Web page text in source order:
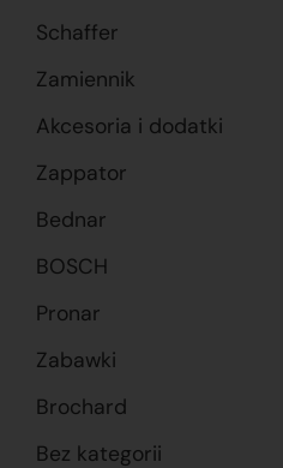
Schaffer
Zamiennik
Akcesoria i dodatki
Zappator
Bednar
BOSCH
Pronar
Zabawki
Brochard
Bez kategorii